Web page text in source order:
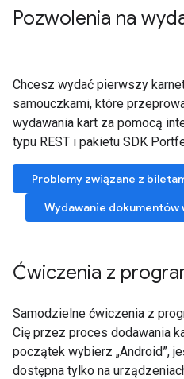
Pozwolenia na
Chcesz wydać pierwszy
samouczkami, które
wydawania kart za pomocą
typu REST i pakietu SDK
Problemy związane z
Wydawanie dokumentów
Ćwiczenia z
Samodzielne ćwiczenia z
Cię przez proces dodawania
początek wybierz „Android”,
dostępna tylko na